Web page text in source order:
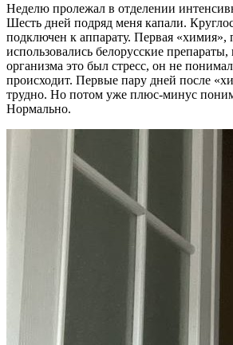
Неделю пролежал в отделении
Шесть дней подряд меня капали.
подключен к аппарату. Первая «химия»,
использовались белорусские
организма это был стресс, он не
происходит. Первые пару дней после
трудно. Но потом уже плюс-минус
Нормально.